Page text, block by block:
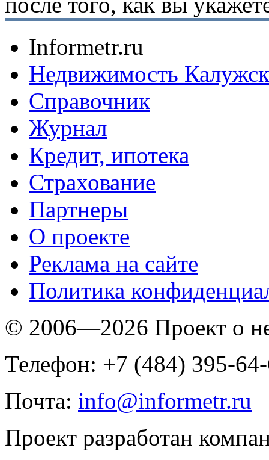
Informetr.ru
Недвижимость
Справочник
Журнал
Кредит, ипотека
Страхование
Партнеры
O проекте
Реклама на сайте
Политика
© 2006—2026 Проект о
Телефон: +7 (484) 395-
Почта: info@informetr.ru
Проект разработан